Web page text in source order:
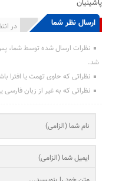
پاشینیان
ارسال نظر شما در انتشار یافته : 0
نظرات ارسال شده توسط شما،
شد.
نظراتی که حاوی تهمت یا افترا
نظراتی که به غیر از زبان